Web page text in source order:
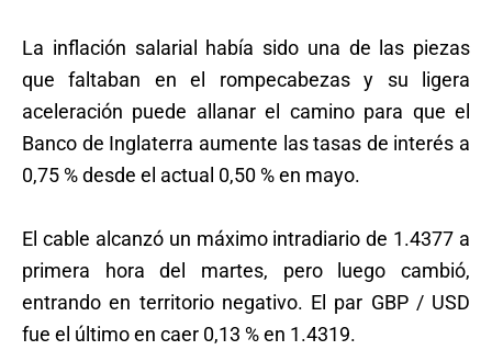
La inflación salarial había sido una de las piezas
que faltaban en el rompecabezas y su ligera
aceleración puede allanar el camino para que el
Banco de Inglaterra aumente las tasas de interés a
0,75 % desde el actual 0,50 % en mayo.
El cable alcanzó un máximo intradiario de 1.4377 a
primera hora del martes, pero luego cambió,
entrando en territorio negativo. El par GBP / USD
fue el último en caer 0,13 % en 1.4319.